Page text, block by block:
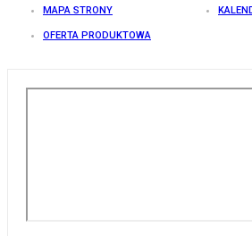
MAPA STRONY
OFERTA PRODUKTOWA